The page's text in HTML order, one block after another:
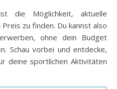
die Möglichkeit, aktuelle
zu finden. Du kannst also
ohne dein Budget
Schau vorbei und entdecke,
deine sportlichen Aktivitäten